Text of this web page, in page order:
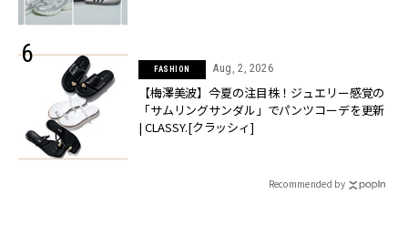
FASHION Aug, 2, 2026
【梅澤美波】今夏の注目株！ジュエリー感覚の
「サムリングサンダル」でパンツコーデを更新
| CLASSY.[クラッシィ]
Recommended by